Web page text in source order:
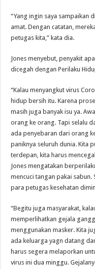
“Yang ingin saya sampaikan
amat. Dengan catatan,
petugas kita,” kata dia.
Jones menyebut, penyakit
dicegah dengan Perilaku
“Kalau menyangkut virus
hidup bersih itu. Karena
masih juga banyak isu ya.
orang ke orang. Tapi selalu
ada penyebaran dari orang
paniknya seluruh dunia. Kita
terdepan, kita harus
Jones mengatakan
mencuci tangan pakai sabun.
para petugas kesehatan
“Begitu juga masyarakat,
memperlihatkan gejala
menggunakan masker. Kita
ada keluarga yagn datang
harus segera melaporkan
virus ini dua minggu.